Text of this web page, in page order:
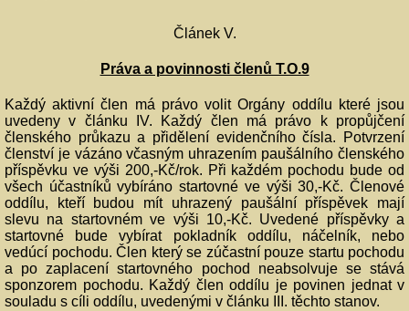
Článek V.
Práva a povinnosti členů T.O.9
Každý aktivní člen má právo volit Orgány oddílu které jsou
uvedeny v článku IV. Každý člen má právo k propůjčení
členského průkazu a přidělení evidenčního čísla. Potvrzení
členství je vázáno včasným uhrazením paušálního členského
příspěvku ve výši 200,-Kč/rok. Při každém pochodu bude od
všech účastníků vybíráno startovné ve výši 30,-Kč. Členové
oddílu, kteří budou mít uhrazený paušální příspěvek mají
slevu na startovném ve výši 10,-Kč. Uvedené příspěvky a
startovné bude vybírat pokladník oddílu, náčelník, nebo
vedúcí pochodu. Člen který se zúčastní pouze startu pochodu
a po zaplacení startovného pochod neabsolvuje se stává
sponzorem pochodu. Každý člen oddílu je povinen jednat v
souladu s cíli oddílu, uvedenými v článku III. těchto stanov.